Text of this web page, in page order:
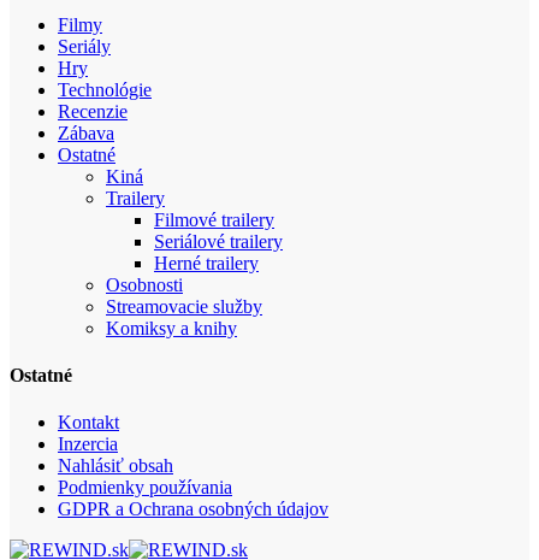
Filmy
Seriály
Hry
Technológie
Recenzie
Zábava
Ostatné
Kiná
Trailery
Filmové trailery
Seriálové trailery
Herné trailery
Osobnosti
Streamovacie služby
Komiksy a knihy
Ostatné
Kontakt
Inzercia
Nahlásiť obsah
Podmienky používania
GDPR a Ochrana osobných údajov